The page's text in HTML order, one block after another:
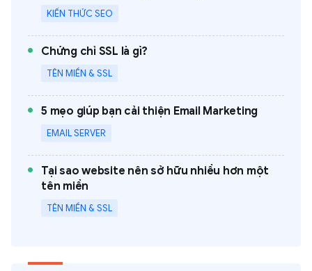
KIẾN THỨC SEO
Chứng chỉ SSL là gì?
TÊN MIỀN & SSL
5 mẹo giúp bạn cải thiện Email Marketing
EMAIL SERVER
Tại sao website nên sở hữu nhiều hơn một
tên miền
TÊN MIỀN & SSL